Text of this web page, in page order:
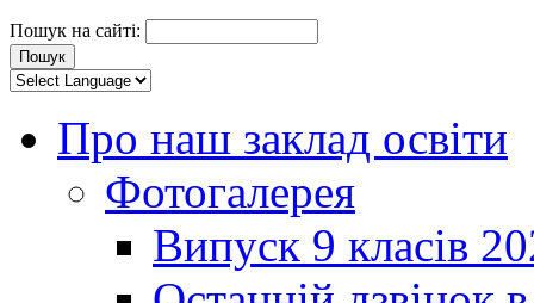
Пошук на сайті:
Про наш заклад освіти
Фотогалерея
Випуск 9 класів